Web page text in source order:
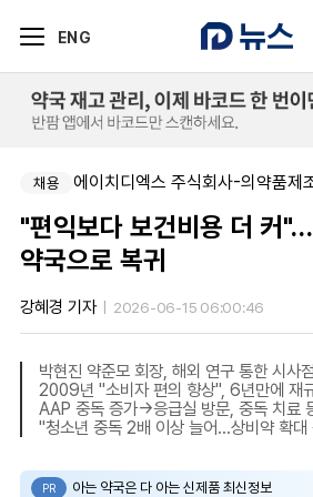
ENG
채용
"편익보다 보건비용 더 커
약국으로 복귀
강혜경 기자 2026-06-15 06:00:46
박현진 약준모 회장, 해외 연구 통한 시사
2009년 "소비자 편의 향상", 6년만에 재
AAP 중독 증가→응급실 방문, 중독 치료
"청소년 중독 2배 이상 늘어…상비약 확대
PR 아는 약국은 다 아는 신제품 최신정보